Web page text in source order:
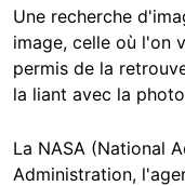
Une recherche
image, celle où l'on
permis de la
la liant avec la
La NASA (National
Administration,